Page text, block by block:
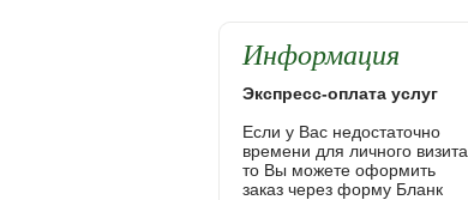
Информация
Экспресс-оплата услуг
Если у Вас недостаточно
времени для личного визита,
то Вы можете оформить
заказ через форму Бланк